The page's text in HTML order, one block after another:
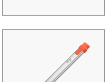
מקלדות(19)
סט מקלדת ועכבר
עכברים(59)